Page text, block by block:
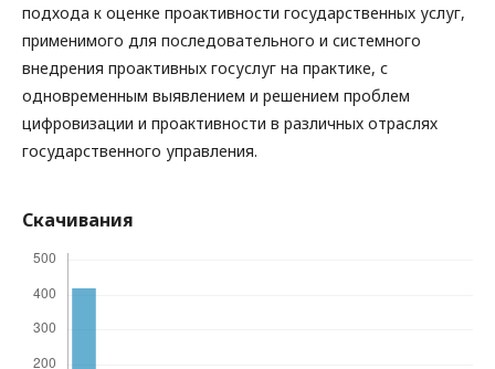
подхода к оценке проактивности государственных услуг,
применимого для последовательного и системного
внедрения проактивных госуслуг на практике, с
одновременным выявлением и решением проблем
цифровизации и проактивности в различных отраслях
государственного управления.
Скачивания